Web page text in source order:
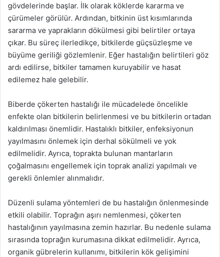
gövdelerinde başlar. İlk olarak köklerde kararma ve
çürümeler görülür. Ardından, bitkinin üst kısımlarında
sararma ve yaprakların dökülmesi gibi belirtiler ortaya
çıkar. Bu süreç ilerledikçe, bitkilerde güçsüzleşme ve
büyüme geriliği gözlemlenir. Eğer hastalığın belirtileri göz
ardı edilirse, bitkiler tamamen kuruyabilir ve hasat
edilemez hale gelebilir.
Biberde çökerten hastalığı ile mücadelede öncelikle
enfekte olan bitkilerin belirlenmesi ve bu bitkilerin ortadan
kaldırılması önemlidir. Hastalıklı bitkiler, enfeksiyonun
yayılmasını önlemek için derhal sökülmeli ve yok
edilmelidir. Ayrıca, toprakta bulunan mantarların
çoğalmasını engellemek için toprak analizi yapılmalı ve
gerekli önlemler alınmalıdır.
Düzenli sulama yöntemleri de bu hastalığın önlenmesinde
etkili olabilir. Toprağın aşırı nemlenmesi, çökerten
hastalığının yayılmasına zemin hazırlar. Bu nedenle sulama
sırasında toprağın kurumasına dikkat edilmelidir. Ayrıca,
organik gübrelerin kullanımı, bitkilerin kök gelişimini